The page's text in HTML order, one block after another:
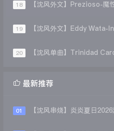
18
19
20
 最新推荐
01 【沈风串烧】炎炎夏日